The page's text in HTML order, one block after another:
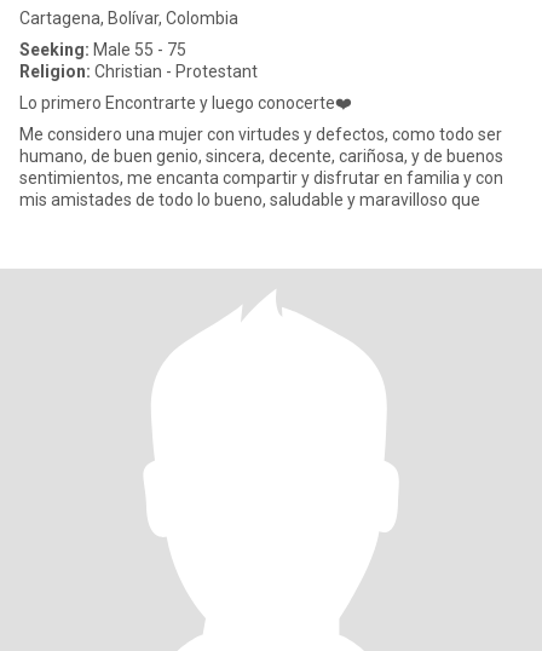
Cartagena, Bolívar, Colombia
Seeking: Male 55 - 75
Religion: Christian - Protestant
Lo primero Encontrarte y luego conocerte❤️
Me considero una mujer con virtudes y defectos, como todo ser
humano, de buen genio, sincera, decente, cariñosa, y de buenos
sentimientos, me encanta compartir y disfrutar en familia y con
mis amistades de todo lo bueno, saludable y maravilloso que